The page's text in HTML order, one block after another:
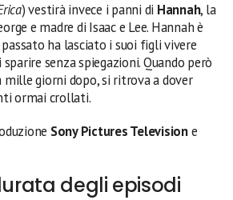
) vestirà invece i panni di Hannah, la
e madre di Isaac e Lee. Hannah è
ha lasciato i suoi figli vivere
senza spiegazioni. Quando però
giorni dopo, si ritrova a dover
ormai crollati.
Sony Pictures Televisione
degli episodi